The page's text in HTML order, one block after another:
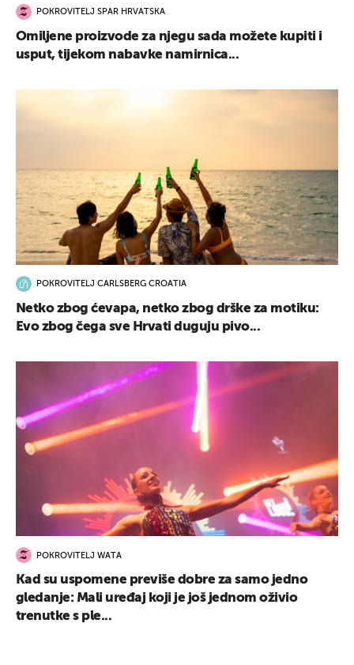
POKROVITELJ SPAR HRVATSKA
Omiljene proizvode za njegu sada možete kupiti i
usput, tijekom nabavke namirnica...
POKROVITELJ CARLSBERG CROATIA
Netko zbog ćevapa, netko zbog drške za motiku:
Evo zbog čega sve Hrvati duguju pivo...
POKROVITELJ WATA
Kad su uspomene previše dobre za samo jedno
gledanje: Mali uređaj koji je još jednom oživio
trenutke s ple...